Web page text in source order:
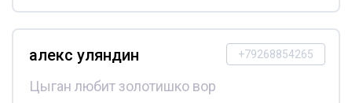
+79268854265
алекс уляндин
Цыган любит золотишко вор